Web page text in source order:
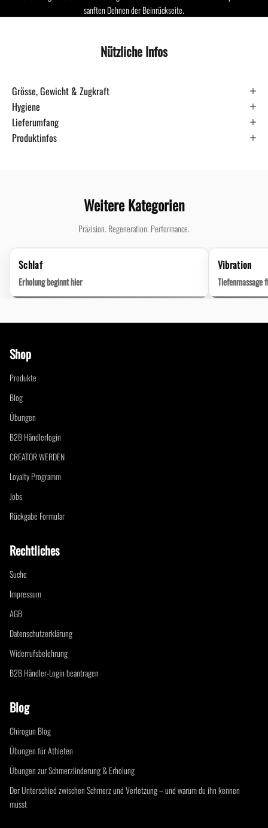
sanften Dehnen der Beinrückseite.
Nützliche Infos
Grösse, Gewicht & Zugkraft
Hygiene
Lieferumfang
Produktinfos
Weitere Kategorien
Präzision. Regeneration. Performance.
Schlaf
Erholung beginnt hier
Vibration
Tiefenmassage
Shop
Produkte
Blog
Übungen
B2B Händlerlogin
CREATOR WERDEN
Loyalty Programm
Jobs
Rückgabe Formular
Rechtliches
Suche
Impressum
AGB
Datenschutzerklärung
Widerrufsbelehrung
B2B Händler-Login beantragen
Blog
Chirogun Blog
Übungen für Athleten
Übungen zur Schmerzlinderung & Erholung
Der Unterschied zwischen Schmerz und Verletzung – und warum du ihn kennen
musst